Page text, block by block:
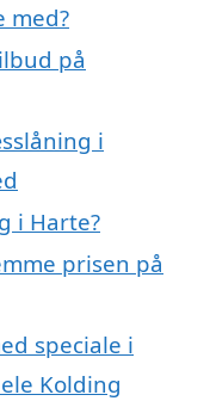
med?
på
i
i Harte?
prisen på
speciale i
Kolding